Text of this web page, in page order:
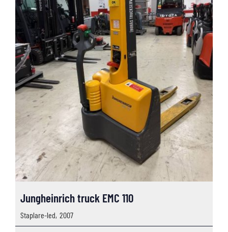
Jungheinrich truck EMC 110
Staplare-led, 2007